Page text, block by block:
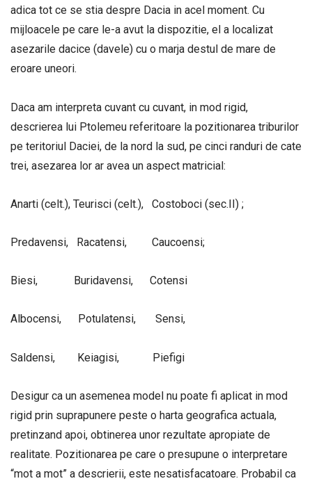
adica tot ce se stia despre Dacia in acel moment. Cu
mijloacele pe care le-a avut la dispozitie, el a localizat
asezarile dacice (davele) cu o marja destul de mare de
eroare uneori.
Daca am interpreta cuvant cu cuvant, in mod rigid,
descrierea lui Ptolemeu referitoare la pozitionarea triburilor
pe teritoriul Daciei, de la nord la sud, pe cinci randuri de cate
trei, asezarea lor ar avea un aspect matricial:
Anarti (celt.), Teurisci (celt.), Costoboci (sec.II) ;
Predavensi, Racatensi, Caucoensi;
Biesi, Buridavensi, Cotensi
Albocensi, Potulatensi, Sensi,
Saldensi, Keiagisi, Piefigi
Desigur ca un asemenea model nu poate fi aplicat in mod
rigid prin suprapunere peste o harta geografica actuala,
pretinzand apoi, obtinerea unor rezultate apropiate de
realitate. Pozitionarea pe care o presupune o interpretare
“mot a mot” a descrierii, este nesatisfacatoare. Probabil ca